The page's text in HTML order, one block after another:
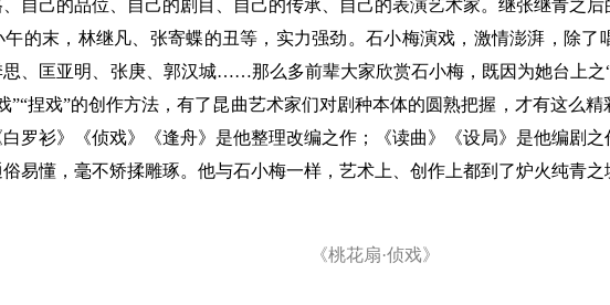
自己的品位、自己的剧目、自己的传承、自己的表演艺术家。继张继青之
午的末，林继凡、张寄蝶的丑等，实力强劲。石小梅演戏，激情澎湃，除
、匡亚明、张庚、郭汉城……那么多前辈大家欣赏石小梅，既因为她台上之
”“捏戏”的创作方法，有了昆曲艺术家们对剧种本体的圆熟把握，才有这么
罗衫》《侦戏》《逢舟》是他整理改编之作；《读曲》《设局》是他编剧
易懂，毫不矫揉雕琢。他与石小梅一样，艺术上、创作上都到了炉火纯青之
《桃花扇·侦戏》